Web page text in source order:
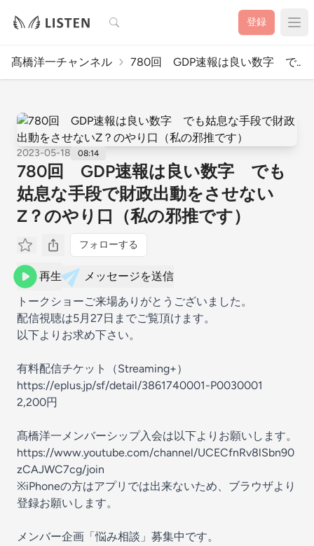
検索 登録
髙橋洋一チャンネル 780回 GDP速報は良い数字 で..
2023-05-18 08:14
780回 GDP速報は良い数字 でも
姑息な手段で財政出動をさせない
Z？のやり口（私の邪推です）
フォローする
再生
メッセージを送信
トークショーご来場ありがとうございました。
配信視聴は5月27日までご覧頂けます。
以下よりお求め下さい。
有料配信チケット（Streaming+）
https://eplus.jp/sf/detail/3861740001-P0030001
2,200円
髙橋洋一メンバーシップ入会は以下よりお願いします。
https://www.youtube.com/channel/UCECfnRv8lSbn90
zCAJWC7cg/join
※iPhoneの方はアプリでは出来ないため、ブラウザより
登録お願いします。
メンバー企画「悩み相談」募集中です。